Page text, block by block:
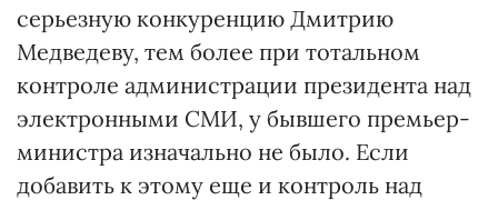
серьезную конкуренцию Дмитрию
Медведеву, тем более при тотальном
контроле администрации президента над
электронными СМИ, у бывшего премьер-
министра изначально не было. Если
добавить к этому еще и контроль над